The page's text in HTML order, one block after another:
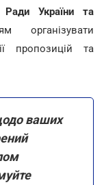
Ради України та
пропозицій та
ваших